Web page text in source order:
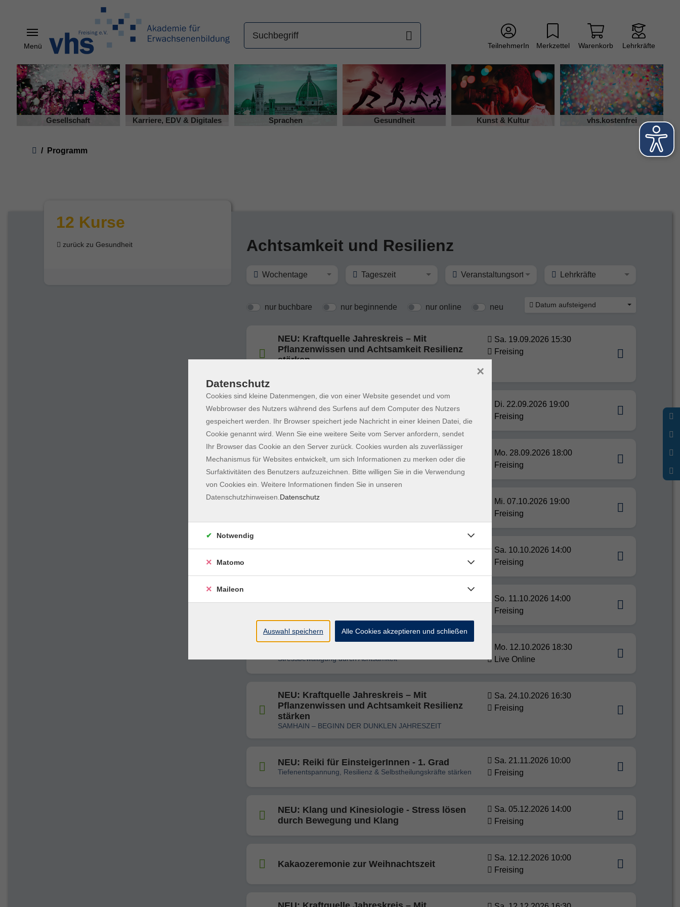
Menü TeilnehmerIn Merkzettel Warenkorb Lehrkräfte
Gesellschaft Karriere, EDV & Digitales Sprachen Gesundheit Kunst & Kultur vhs.kostenfrei
Programm
12 Kurse
zurück zu Gesundheit Achtsamkeit und Resilienz
Wochentage Tageszeit Veranstaltungsort Lehrkräfte
nur buchbare nur beginnende nur online neu Datum aufsteigend
NEU: Kraftquelle Jahreskreis – Mit
Pflanzenwissen und Achtsamkeit Resilienz
stärken
Sa. 19.09.2026 15:30
Freising
NEU: Atem & Achtsamkeit - Entspannung
durch bewusste Körperwahrnehmung
Di. 22.09.2026 19:00
Freising
NEU: Sinnlichkeit als Kraftquelle - Lebe Deine
Weiblichkeit
Mo. 28.09.2026 18:00
Freising
Ruhe im Kopf - Wege aus Angst und
Mi. 07.10.2026 19:00
Freising
NEU: Klang und Kinesiologie - Stress lösen
Sa. 10.10.2026 14:00
Freising
So. 11.10.2026 14:00
Freising
Stressbewältigung durch Achtsamkeit
Mo. 12.10.2026 18:30
Live Online
NEU: Kraftquelle Jahreskreis – Mit
Pflanzenwissen und Achtsamkeit Resilienz
stärken
SAMHAIN – BEGINN DER DUNKLEN JAHRESZEIT
Sa. 24.10.2026 16:30
Freising
NEU: Reiki für EinsteigerInnen - 1. Grad
Tiefenentspannung, Resilienz & Selbstheilungskräfte stärken
Sa. 21.11.2026 10:00
Freising
NEU: Klang und Kinesiologie - Stress lösen
durch Bewegung und Klang
Sa. 05.12.2026 14:00
Freising
Kakaozeremonie zur Weihnachtszeit
Sa. 12.12.2026 10:00
Freising
Datenschutz
Cookies sind kleine Datenmengen, die von einer Website gesendet und vom
Webbrowser des Nutzers während des Surfens auf dem Computer des Nutzers
gespeichert werden. Ihr Browser speichert jede Nachricht in einer kleinen Datei, die
Cookie genannt wird. Wenn Sie eine weitere Seite vom Server anfordern, sendet
Ihr Browser das Cookie an den Server zurück. Cookies wurden als zuverlässiger
Mechanismus für Websites entwickelt, um sich Informationen zu merken oder die
Surfaktivitäten des Benutzers aufzuzeichnen. Bitte willigen Sie in die Verwendung
von Cookies ein. Weitere Informationen finden Sie in unseren
Datenschutzhinweisen. Datenschutz
×
Notwendig
Matomo
Maileon
Auswahl speichern Alle Cookies akzeptieren und schließen